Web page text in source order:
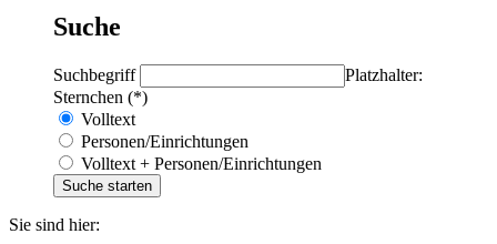
Suche
Suchbegriff
Platzhalter:
Sternchen (*)
Volltext
Personen/Einrichtungen
Volltext + Personen/Einrichtungen
Sie sind hier: